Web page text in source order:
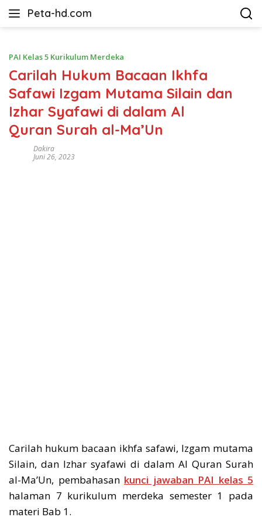
Peta-hd.com
Kumpulan
HD
PAI Kelas 5 Kurikulum Merdeka
Carilah Hukum Bacaan Ikhfa
Safawi Izgam Mutama Silain dan
Izhar Syafawi di dalam Al
Quran Surah al-Ma’Un
Dakira
Juni 26, 2023
Carilah hukum bacaan ikhfa safawi, Izgam mutama
Silain, dan Izhar syafawi di dalam Al Quran Surah
al-Ma’Un, pembahasan kunci jawaban PAI kelas 5
halaman 7 kurikulum merdeka semester 1 pada
materi Bab 1.